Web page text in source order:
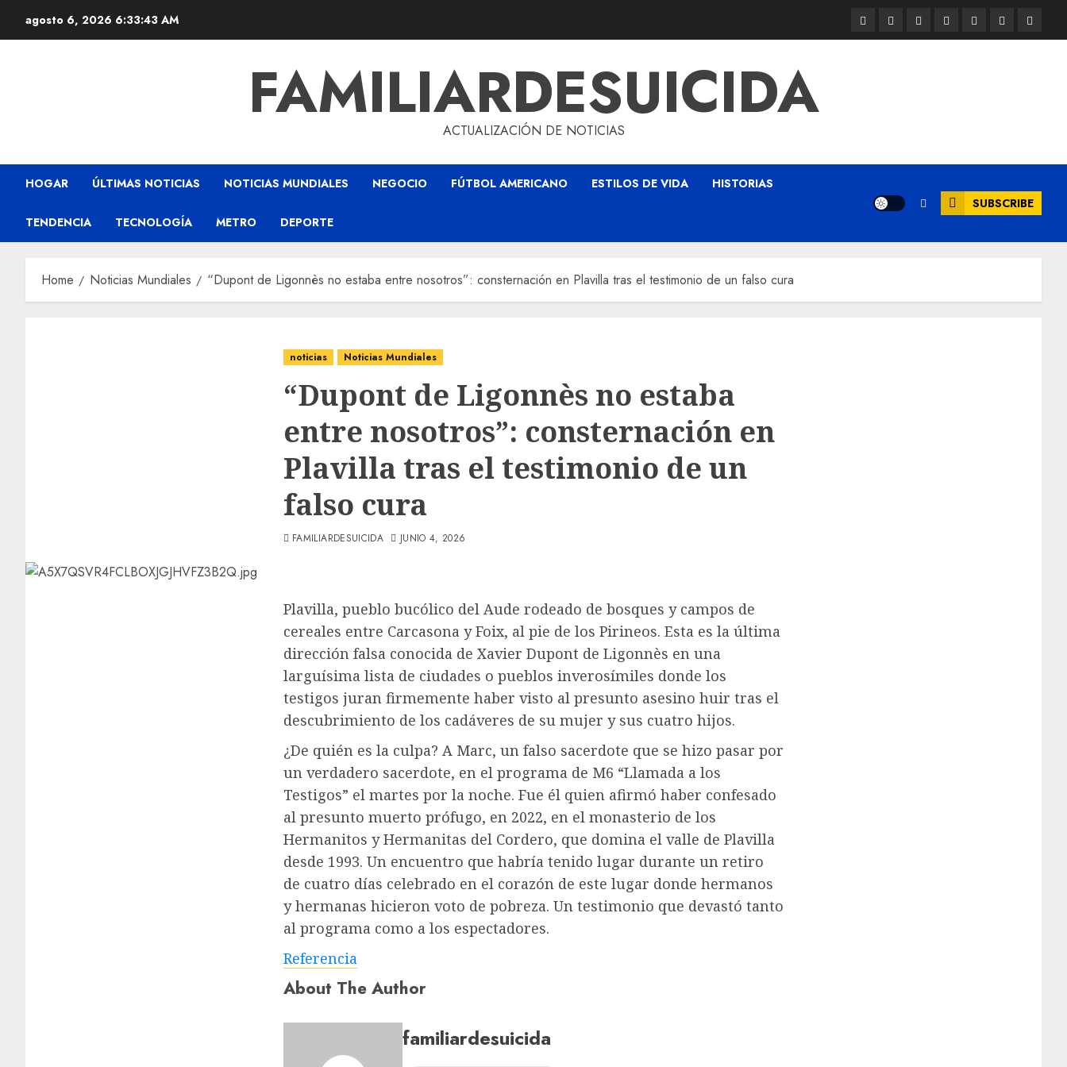
agosto 6, 2026 6:33:43 AM
FAMILIARDESUICIDA
ACTUALIZACIÓN DE NOTICIAS
HOGAR ÚLTIMAS NOTICIAS NOTICIAS MUNDIALES NEGOCIO FÚTBOL AMERICANO ESTILOS DE VIDA HISTORIAS
TENDENCIA TECNOLOGÍA METRO DEPORTE
SUBSCRIBE
Home Noticias Mundiales “Dupont de Ligonnès no estaba entre nosotros”: consternación en Plavilla tras el testimonio de un falso cura
noticias Noticias Mundiales
“Dupont de Ligonnès no estaba
entre nosotros”: consternación en
Plavilla tras el testimonio de un
falso cura
FAMILIARDESUICIDA JUNIO 4, 2026
Plavilla, pueblo bucólico del Aude rodeado de bosques y campos de
cereales entre Carcasona y Foix, al pie de los Pirineos. Esta es la última
dirección falsa conocida de Xavier Dupont de Ligonnès en una
larguísima lista de ciudades o pueblos inverosímiles donde los
testigos juran firmemente haber visto al presunto asesino huir tras el
descubrimiento de los cadáveres de su mujer y sus cuatro hijos.
¿De quién es la culpa? A Marc, un falso sacerdote que se hizo pasar por
un verdadero sacerdote, en el programa de M6 “Llamada a los
Testigos” el martes por la noche. Fue él quien afirmó haber confesado
al presunto muerto prófugo, en 2022, en el monasterio de los
Hermanitos y Hermanitas del Cordero, que domina el valle de Plavilla
desde 1993. Un encuentro que habría tenido lugar durante un retiro
de cuatro días celebrado en el corazón de este lugar donde hermanos
y hermanas hicieron voto de pobreza. Un testimonio que devastó tanto
al programa como a los espectadores.
Referencia
About The Author
familiardesuicida